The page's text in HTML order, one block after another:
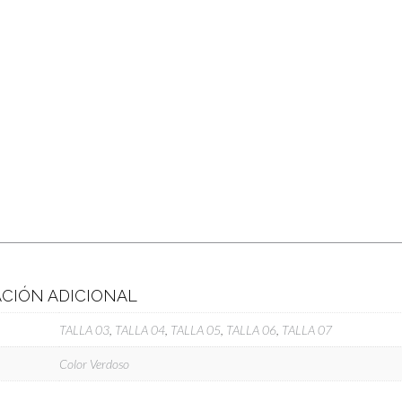
ADICIONAL
TALLA 03 TALLA 04 TALLA 05 TALLA 06 TALLA 07
Color Verdoso